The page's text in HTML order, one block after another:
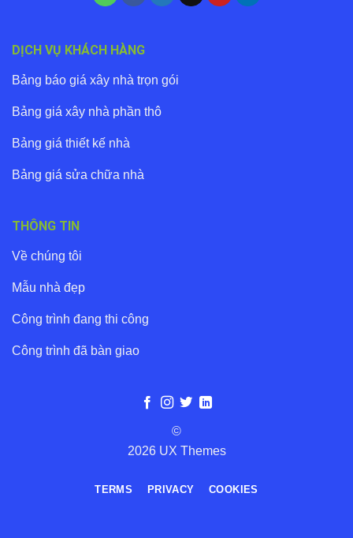
DỊCH VỤ KHÁCH HÀNG
Bảng báo giá xây nhà trọn gói
Bảng giá xây nhà phần thô
Bảng giá thiết kế nhà
Bảng giá sửa chữa nhà
THÔNG TIN
Về chúng tôi
Mẫu nhà đẹp
Công trình đang thi công
Công trình đã bàn giao
©
2026 UX Themes
TERMS PRIVACY COOKIES